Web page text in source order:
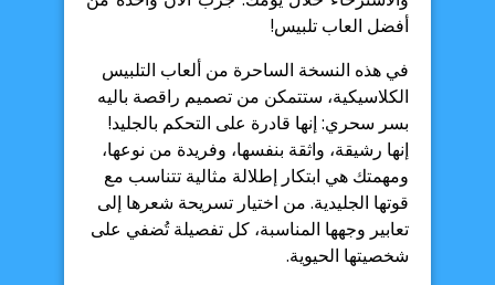
أفضل العاب تلبيس!
في هذه النسخة الساحرة من ألعاب التلبيس
الكلاسيكية، ستتمكن من تصميم راقصة باليه
بسر سحري: إنها قادرة على التحكم بالجليد!
إنها رشيقة، واثقة بنفسها، وفريدة من نوعها،
ومهمتك هي ابتكار إطلالة مثالية تتناسب مع
قوتها الجليدية. من اختيار تسريحة شعرها إلى
تعابير وجهها المناسبة، كل تفصيلة تُضفي على
شخصيتها الحيوية.